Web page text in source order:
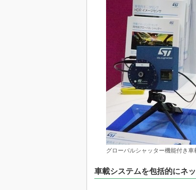
グローバルシャッター機能付き
車載システムを包括的にネ